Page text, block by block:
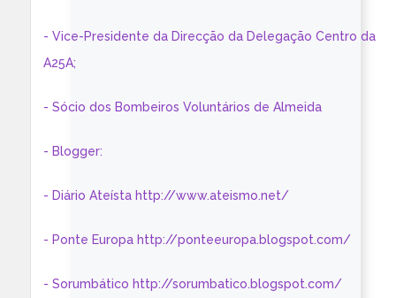
- Vice-Presidente da Direcção da Delegação Centro da
A25A;
- Sócio dos Bombeiros Voluntários de Almeida
- Blogger:
- Diário Ateísta http://www.ateismo.net/
- Ponte Europa http://ponteeuropa.blogspot.com/
- Sorumbático http://sorumbatico.blogspot.com/